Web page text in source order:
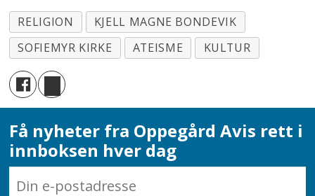
RELIGION
KJELL MAGNE BONDEVIK
SOFIEMYR KIRKE
ATEISME KULTUR
Få nyheter fra Oppegård Avis rett i
innboksen hver dag